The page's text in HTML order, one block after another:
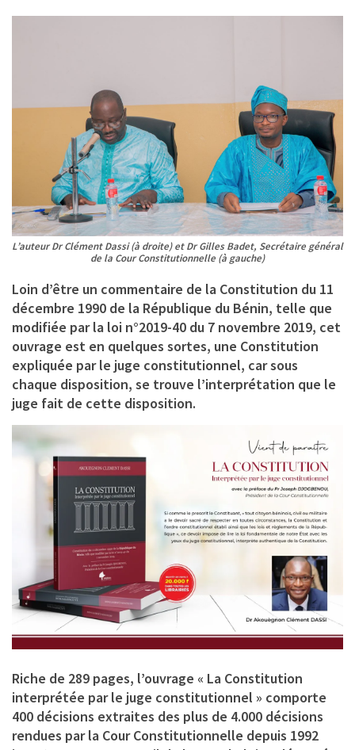
L’auteur Dr Clément Dassi (à droite) et Dr Gilles Badet, Secrétaire général
de la Cour Constitutionnelle (à gauche)
Loin d’être un commentaire de la Constitution du 11
décembre 1990 de la République du Bénin, telle que
modifiée par la loi n°2019-40 du 7 novembre 2019, cet
ouvrage est en quelques sortes, une Constitution
expliquée par le juge constitutionnel, car sous
chaque disposition, se trouve l’interprétation que le
juge fait de cette disposition.
Riche de 289 pages, l’ouvrage « La Constitution
interprétée par le juge constitutionnel » comporte
400 décisions extraites des plus de 4.000 décisions
rendues par la Cour Constitutionnelle depuis 1992